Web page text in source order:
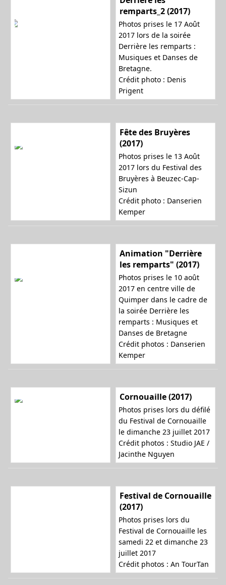
remparts_2 (2017)
Photos prises le 17 Août
2017 lors de la soirée
Derrière les remparts :
Musiques et Danses de
Bretagne.
Crédit photo : Denis
Prigent
Fête des Bruyères
(2017)
Photos prises le 13 Août
2017 lors du Festival des
Bruyères à Beuzec-Cap-
Sizun
Crédit photo : Danserien
Kemper
Animation "Derrière
les remparts" (2017)
Photos prises le 10 août
2017 en centre ville de
Quimper dans le cadre de
la soirée Derrière les
remparts : Musiques et
Danses de Bretagne
Crédit photos : Danserien
Kemper
Cornouaille (2017)
Photos prises lors du défilé
du Festival de Cornouaille
le dimanche 23 juillet 2017
Crédit photos : Studio JAE /
Jacinthe Nguyen
Festival de Cornouaille
(2017)
Photos prises lors du
Festival de Cornouaille les
samedi 22 et dimanche 23
juillet 2017
Crédit photos : An TourTan